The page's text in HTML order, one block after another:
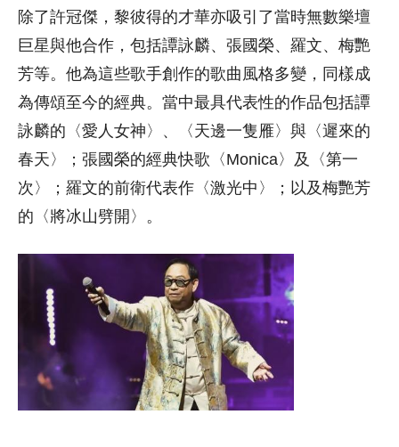
除了許冠傑，黎彼得的才華亦吸引了當時無數樂壇
巨星與他合作，包括譚詠麟、張國榮、羅文、梅艷
芳等。他為這些歌手創作的歌曲風格多變，同樣成
為傳頌至今的經典。當中最具代表性的作品包括譚
詠麟的〈愛人女神〉、〈天邊一隻雁〉與〈遲來的
春天〉；張國榮的經典快歌〈Monica〉及〈第一
次〉；羅文的前衛代表作〈激光中〉；以及梅艷芳
的〈將冰山劈開〉。